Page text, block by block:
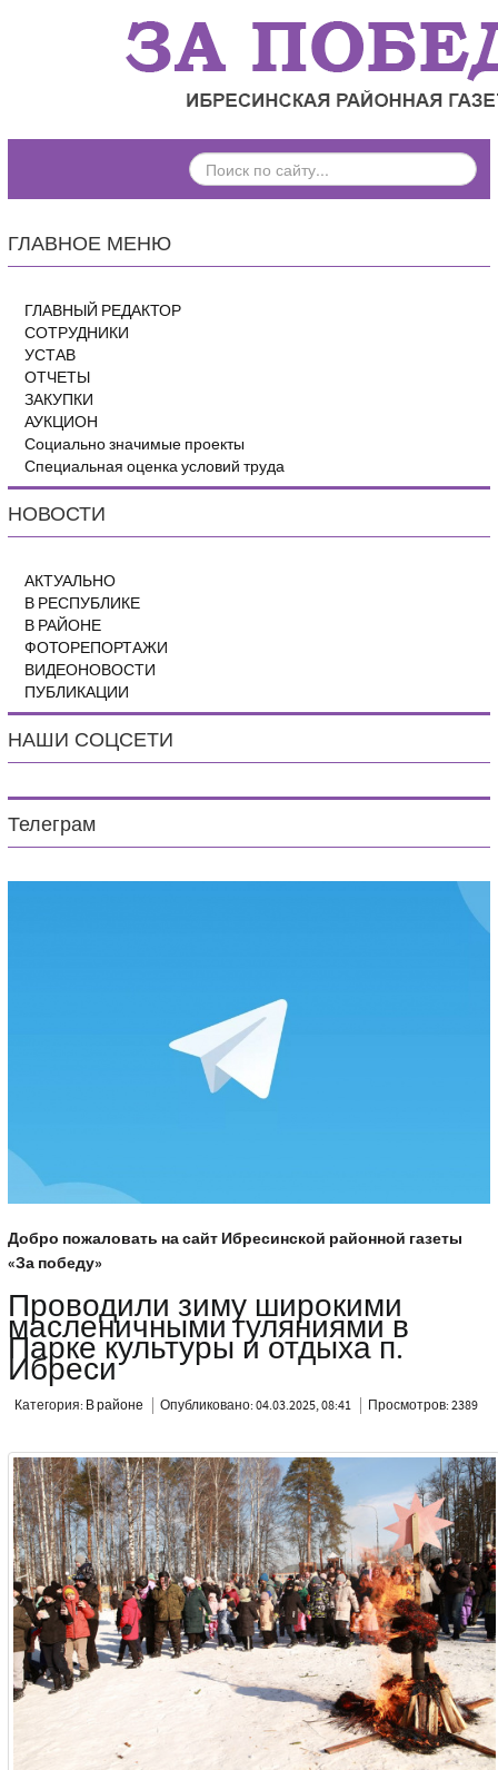
ПОИСК
ПО
ГЛАВНОЕ МЕНЮ
ГЛАВНЫЙ РЕДАКТОР
СОТРУДНИКИ
УСТАВ
ОТЧЕТЫ
ЗАКУПКИ
АУКЦИОН
Социально значимые проекты
Специальная оценка условий труда
НОВОСТИ
АКТУАЛЬНО
В РЕСПУБЛИКЕ
В РАЙОНЕ
ФОТОРЕПОРТАЖИ
ВИДЕОНОВОСТИ
ПУБЛИКАЦИИ
НАШИ СОЦСЕТИ
Телеграм
Добро пожаловать на сайт Ибресинской районной газеты
«За победу»
Проводили зиму широкими
масленичными гуляниями в
Парке культуры и отдыха п.
Ибреси
Категория: В районе Опубликовано: 04.03.2025, 08:41 Просмотров: 2389